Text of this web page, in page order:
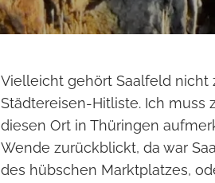
Vielleicht gehört Saalfeld nicht
Städtereisen-Hitliste. Ich muss
diesen Ort in Thüringen
Wende zurückblickt, da war
des hübschen Marktplatzes,